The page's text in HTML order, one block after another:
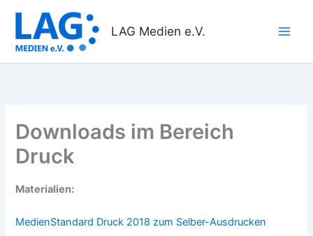
springen
LAG Medien e.V.
Downloads im Bereich
Druck
Materialien:
MedienStandard Druck 2018 zum Selber-Ausdrucken